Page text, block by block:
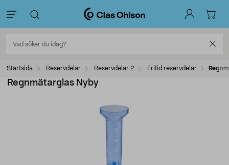
Startsida Reservdelar Reservdelar 2 Fritid reservdelar
Regnmätarglas Nyby